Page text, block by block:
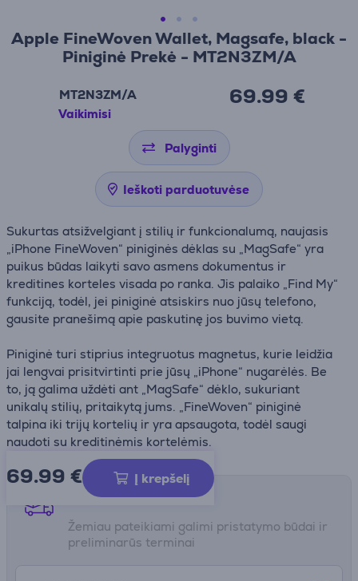
Apple FineWoven Wallet, Magsafe, black -
Piniginė Prekė - MT2N3ZM/A
MT2N3ZM/A
Vaikimisi
69.99 €
Palyginti
Ieškoti parduotuvėse
Sukurtas atsižvelgiant į stilių ir funkcionalumą, naujasis
„iPhone FineWoven“ piniginės dėklas su „MagSafe“ yra
puikus būdas laikyti savo asmens dokumentus ir
kreditines korteles visada po ranka. Jis palaiko „Find My“
funkciją, todėl, jei piniginė atsiskirs nuo jūsų telefono,
gausite pranešimą apie paskutinę jos buvimo vietą.
Piniginė turi stiprius integruotus magnetus, kurie leidžia
jai lengvai prisitvirtinti prie jūsų „iPhone“ nugarėlės. Be
to, ją galima uždėti ant „MagSafe“ dėklo, sukuriant
unikalų stilių, pritaikytą jums. „FineWoven“ piniginė
talpina iki trijų kortelių ir yra apsaugota, todėl saugi
naudoti su kreditinėmis kortelėmis.
69.99 € Į krepšelį
Pristatymo būdai
Žemiau pateikiami galimi pristatymo būdai ir
preliminarūs terminai